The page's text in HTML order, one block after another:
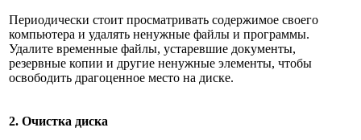
Периодически стоит просматривать содержимое своего
компьютера и удалять ненужные файлы и программы.
Удалите временные файлы, устаревшие документы,
резервные копии и другие ненужные элементы, чтобы
освободить драгоценное место на диске.
2. Очистка диска